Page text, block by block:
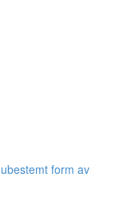
form av